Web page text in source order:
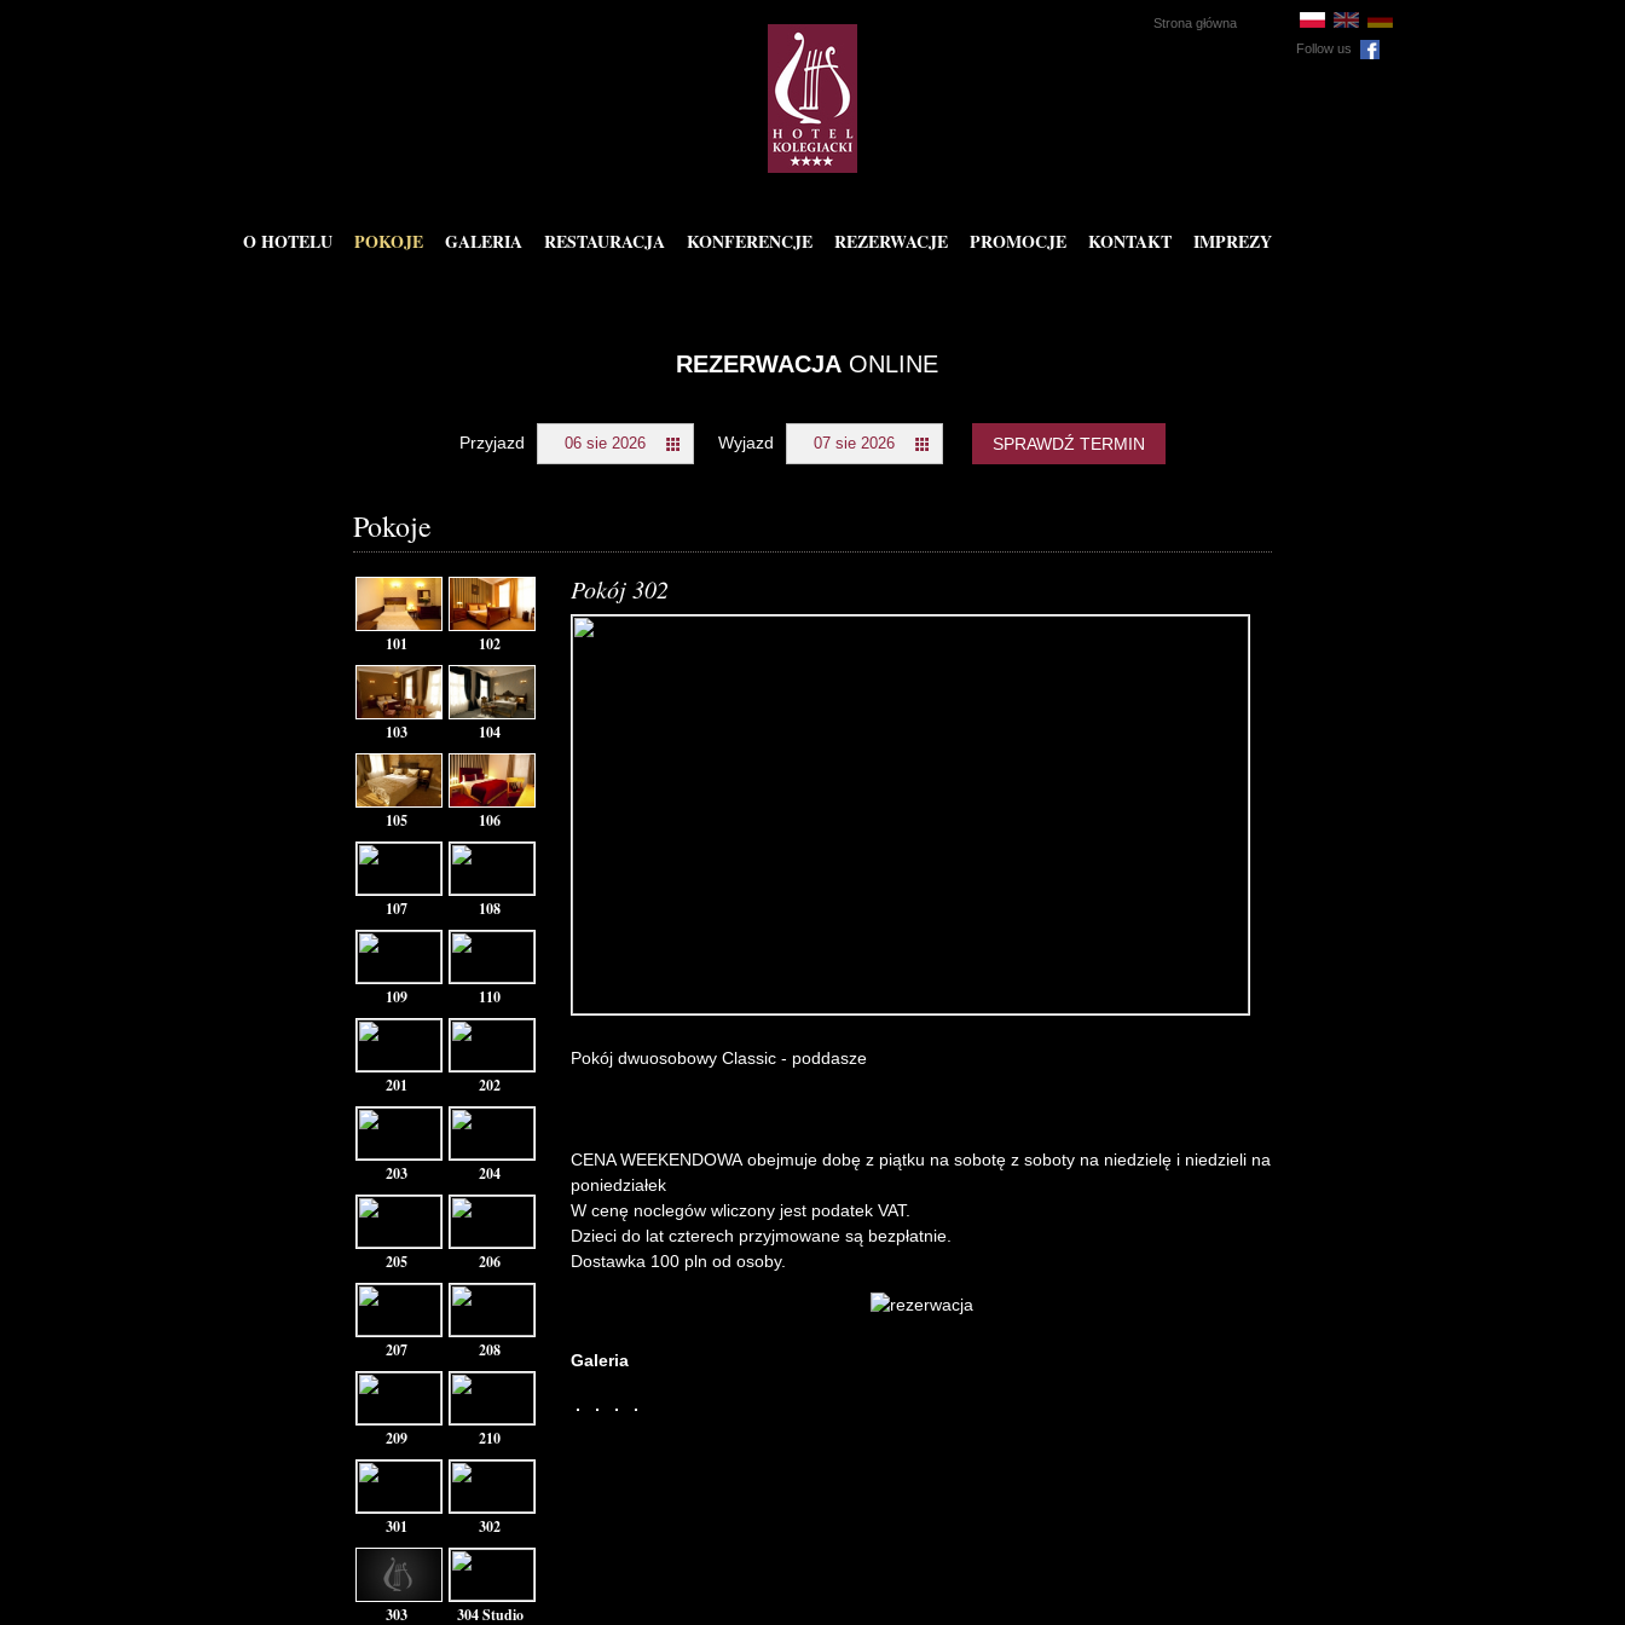
Strona główna
Follow us
O HOTELU POKOJE GALERIA RESTAURACJA KONFERENCJE REZERWACJE PROMOCJE KONTAKT IMPREZY
REZERWACJAONLINE
Przyjazd 06 sie 2026 Wyjazd 07 sie 2026 SPRAWDŹ TERMIN
Pokoje
101 102
103 104
105 106
107 108
109 110
201 202
203 204
205 206
207 208
209 210
301 302
303 304 Studio
Pokój 302
Pokój dwuosobowy Classic - poddasze
CENA WEEKENDOWA obejmuje dobę z piątku na sobotę z soboty na niedzielę i niedzieli na
poniedziałek
W cenę noclegów wliczony jest podatek VAT.
Dzieci do lat czterech przyjmowane są bezpłatnie.
Dostawka 100 pln od osoby.
Galeria